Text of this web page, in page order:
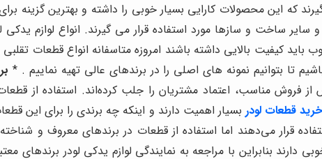
که این محصولات کارایی بسیار خوبی را داشته و بهترین گزینه
ساخت و سازها مورد استفاده قرار می گیرند. انواع لوازم یدکی
کیفیت بالایی داشته باشند امروزه متاسفانه انواع قطعات
تا بتوانیم نمونه های اصلی را در برندهای عالی تهیه نماییم . *
از فروش مناسب، اعتماد مشتریان را جلب کرده‌اند. استفاده از
خرید قطعات لودر بسیار اهمیت دارند و اینکه چه برندی را برای این
قرار می‌دهند اما استفاده از قطعات در برندهای معروف و
بنابراین با مراجعه به نمایندگی لوازم یدکی لودر برندهای